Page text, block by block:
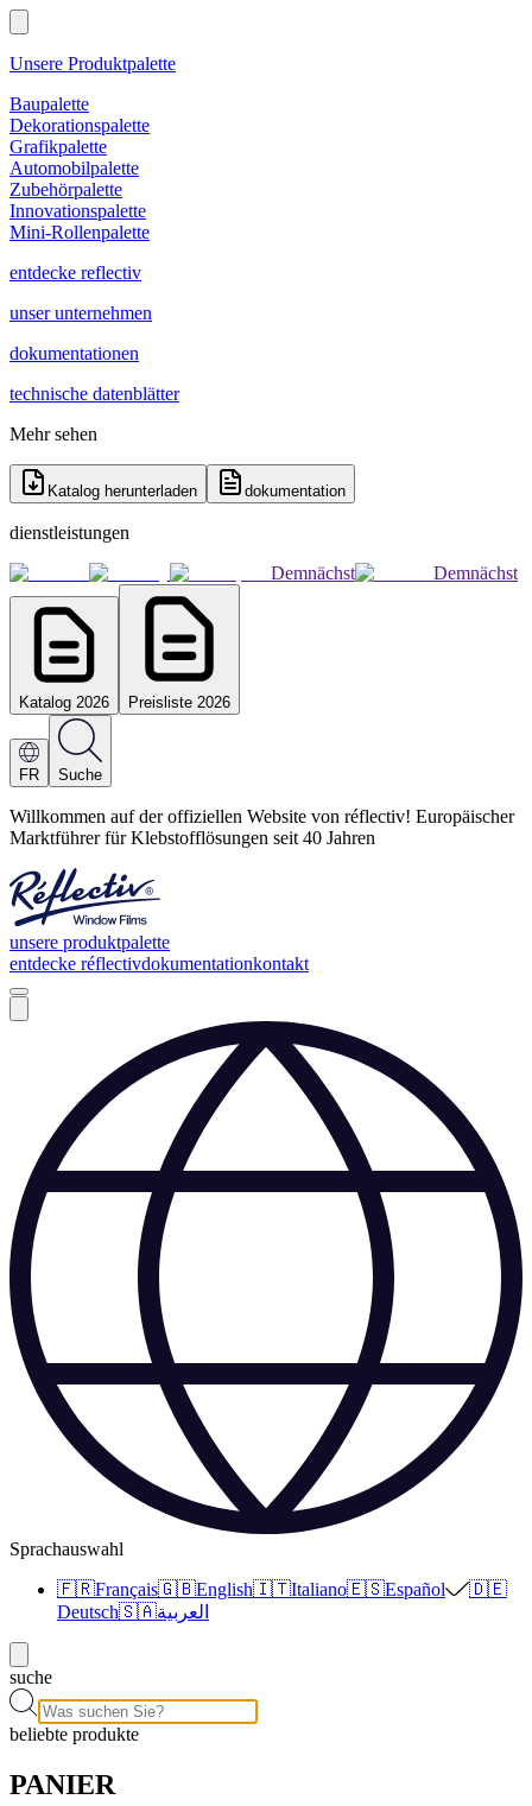
Unsere Produktpalette
Baupalette
Dekorationspalette
Grafikpalette
Automobilpalette
Zubehörpalette
Innovationspalette
Mini-Rollenpalette
entdecke reflectiv
unser unternehmen
dokumentationen
technische datenblätter
Mehr sehen
Katalog herunterladen dokumentation
dienstleistungen
Demnächst
Demnächst
Katalog 2026 Preisliste 2026
FR Suche
Willkommen auf der offiziellen Website von réflectiv! Europäischer
Marktführer für Klebstofflösungen seit 40 Jahren
unsere produktpalette
entdecke réflectivdokumentationkontakt
Sprachauswahl
🇫🇷Français🇬🇧English🇮🇹Italiano🇪🇸Español
🇩🇪
Deutsch🇸🇦العربية
suche
beliebte produkte
PANIER